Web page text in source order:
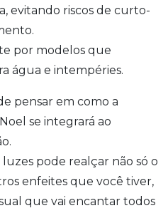
evitando riscos de curto-
por modelos que
água e intempéries.
pensar em como a
se integrará ao
pode realçar não só o
enfeites que você tiver,
que vai encantar todos